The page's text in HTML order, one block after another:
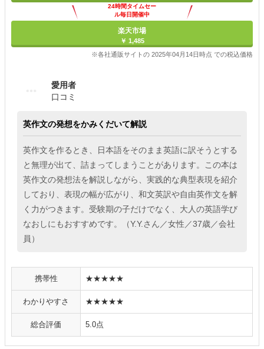
24時間タイムセー
ル毎日開催中
楽天市場
￥ 1,485
※各社通販サイトの 2025年04月14日時点 での税込価格
愛用者
口コミ
英作文の発想をかみくだいて解説
英作文を作るとき、日本語をそのまま英語に訳そうとする
と無理が出て、詰まってしまうことがあります。この本は
英作文の発想法を解説しながら、実践的な典型表現を紹介
しており、表現の幅が広がり、和文英訳や自由英作文を解
く力がつきます。受験期の子だけでなく、大人の英語学び
なおしにもおすすめです。（Y.Y.さん／女性／37歳／会社
員）
携帯性 ★★★★★
わかりやすさ ★★★★★
総合評価 5.0点